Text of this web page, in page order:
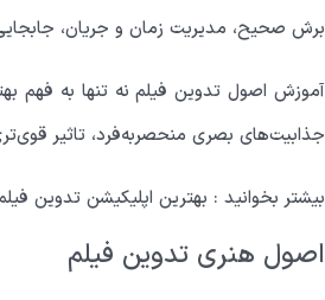
برش صحیح، مدیریت زمان و جریان،
آموزش اصول تدوین فیلم نه تنها به فهم
جذابیت‌های بصری منحصربه‌فرد، تاثیر
بیشتر بخوانید : بهترین اپلیکیشن تدوین
اصول هنری تدوین فیلم